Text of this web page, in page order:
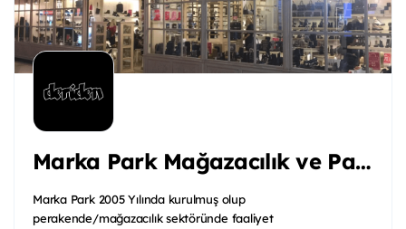
Marka Park Mağazacılık ve Paz A.ş.
Marka Park 2005 Yılında kurulmuş olup
perakende/mağazacılık sektöründe faaliyet